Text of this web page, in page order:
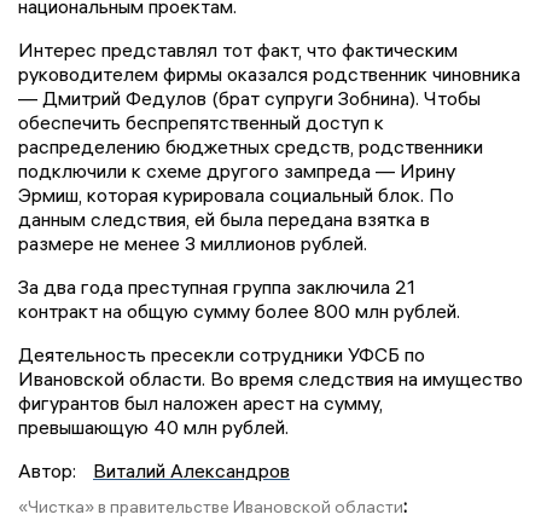
национальным проектам.
Интерес представлял тот факт, что фактическим
руководителем фирмы оказался родственник чиновника
— Дмитрий Федулов (брат супруги Зобнина). Чтобы
обеспечить беспрепятственный доступ к
распределению бюджетных средств, родственники
подключили к схеме другого зампреда — Ирину
Эрмиш, которая курировала социальный блок. По
данным следствия, ей была передана взятка в
размере не менее 3 миллионов рублей.
За два года преступная группа заключила 21
контракт на общую сумму более 800 млн рублей.
Деятельность пресекли сотрудники УФСБ по
Ивановской области. Во время следствия на имущество
фигурантов был наложен арест на сумму,
превышающую 40 млн рублей.
Автор:
Виталий Александров
«Чистка» в правительстве Ивановской области: